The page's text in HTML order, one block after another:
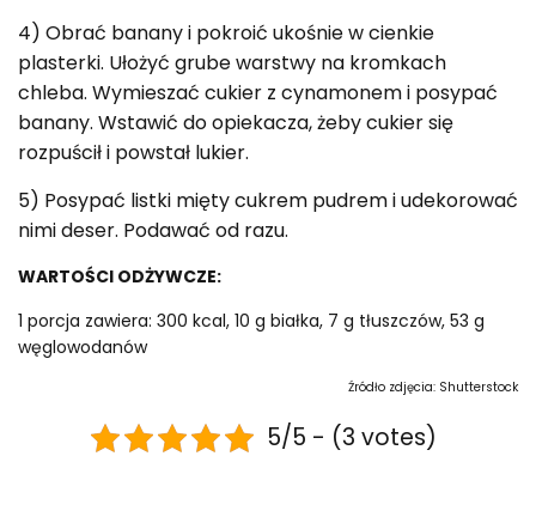
4) Obrać banany i pokroić ukośnie w cienkie
plasterki. Ułożyć grube warstwy na kromkach
chleba. Wymieszać cukier z cynamonem i posypać
banany. Wstawić do opiekacza, żeby cukier się
rozpuścił i powstał lukier.
5) Posypać listki mięty cukrem pudrem i udekorować
nimi deser. Podawać od razu.
WARTOŚCI ODŻYWCZE:
1 porcja zawiera: 300 kcal, 10 g białka, 7 g tłuszczów, 53 g
węglowodanów
Źródło zdjęcia: Shutterstock
5/5 - (3 votes)